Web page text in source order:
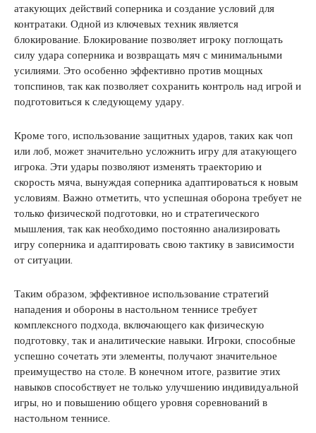
атакующих действий соперника и создание условий для
контратаки. Одной из ключевых техник является
блокирование. Блокирование позволяет игроку поглощать
силу удара соперника и возвращать мяч с минимальными
усилиями. Это особенно эффективно против мощных
топспинов, так как позволяет сохранить контроль над игрой и
подготовиться к следующему удару.
Кроме того, использование защитных ударов, таких как чоп
или лоб, может значительно усложнить игру для атакующего
игрока. Эти удары позволяют изменять траекторию и
скорость мяча, вынуждая соперника адаптироваться к новым
условиям. Важно отметить, что успешная оборона требует не
только физической подготовки, но и стратегического
мышления, так как необходимо постоянно анализировать
игру соперника и адаптировать свою тактику в зависимости
от ситуации.
Таким образом, эффективное использование стратегий
нападения и обороны в настольном теннисе требует
комплексного подхода, включающего как физическую
подготовку, так и аналитические навыки. Игроки, способные
успешно сочетать эти элементы, получают значительное
преимущество на столе. В конечном итоге, развитие этих
навыков способствует не только улучшению индивидуальной
игры, но и повышению общего уровня соревнований в
настольном теннисе.